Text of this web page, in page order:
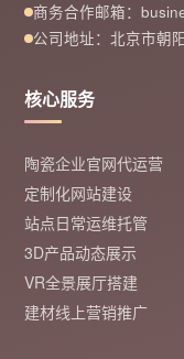
商务合作邮箱：
公司地址：北京市朝
核心服务
陶瓷企业官网代运营
定制化网站建设
站点日常运维托管
3D产品动态展示
VR全景展厅搭建
建材线上营销推广